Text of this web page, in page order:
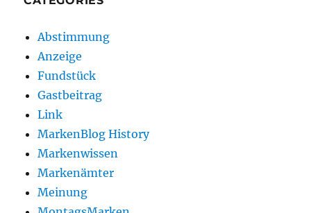
Abstimmung
Anzeige
Fundstück
Gastbeitrag
Link
MarkenBlog History
Markenwissen
Markenämter
Meinung